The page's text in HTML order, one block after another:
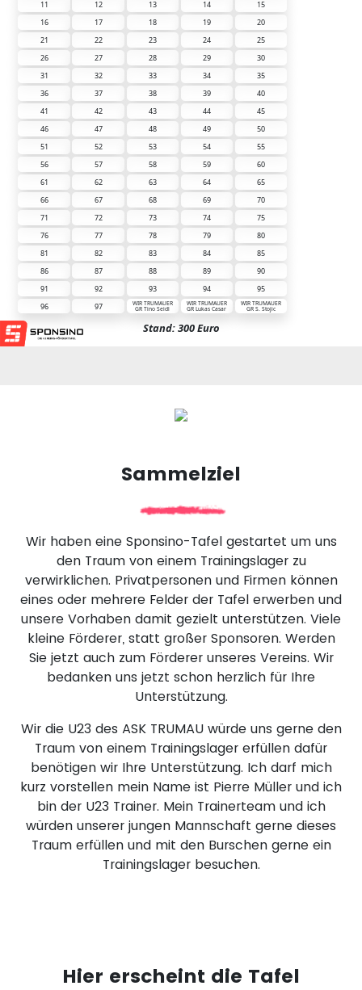
11
12 13 14
15
16
17 18 19
20
21
22 23 24
25
26
27 28 29
30
31
32 33 34
35
36
37 38 39
40
41
42 43 44
45
46
47 48 49
50
51
52 53 54
55
56
57 58 59
60
61
62 63 64
65
66
67 68 69
70
71
72 73 74
75
76
77 78 79
80
81
82 83 84
85
86
87 88 89
90
91
92 93 94
95
96
97 WIR TRUMAUER
GR Tino Seidl
WIR TRUMAUER
GR Lukas Casar
WIR TRUMAUER
GR S. Stojic
Stand: 300 Euro
Sammelziel
Wir haben eine Sponsino-Tafel gestartet um uns
den Traum von einem Trainingslager zu
verwirklichen. Privatpersonen und Firmen können
eines oder mehrere Felder der Tafel erwerben und
unsere Vorhaben damit gezielt unterstützen. Viele
kleine Förderer, statt großer Sponsoren. Werden
Sie jetzt auch zum Förderer unseres Vereins. Wir
bedanken uns jetzt schon herzlich für Ihre
Unterstützung.
Wir die U23 des ASK TRUMAU würde uns gerne den
Traum von einem Trainingslager erfüllen dafür
benötigen wir Ihre Unterstützung. Ich darf mich
kurz vorstellen mein Name ist Pierre Müller und ich
bin der U23 Trainer. Mein Trainerteam und ich
würden unserer jungen Mannschaft gerne dieses
Traum erfüllen und mit den Burschen gerne ein
Trainingslager besuchen.
Hier erscheint die Tafel